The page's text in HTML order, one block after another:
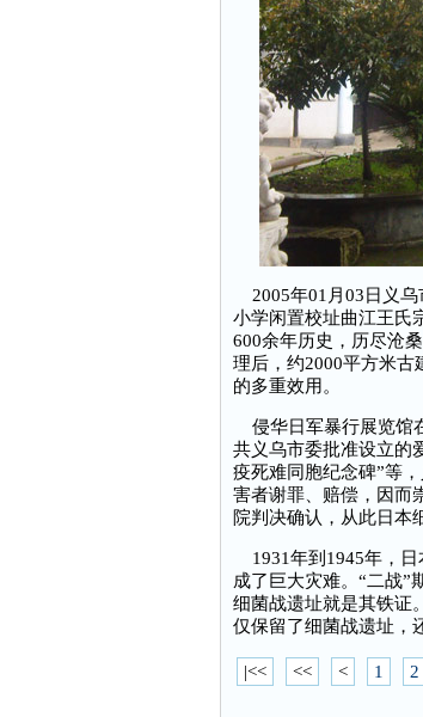
2005年01月03日义乌
小学闲置校址曲江王氏
600余年历史，历尽沧
理后，约2000平方米古
的多重效用。
侵华日军暴行展览馆
共义乌市委批准设立的
疫死难同胞纪念碑”等
害者谢罪、赔偿，因而
院判决确认，从此日本
1931年到1945年，日
成了巨大灾难。“二战”
细菌战遗址就是其铁证
仅保留了细菌战遗址，
|<< << < 1 2